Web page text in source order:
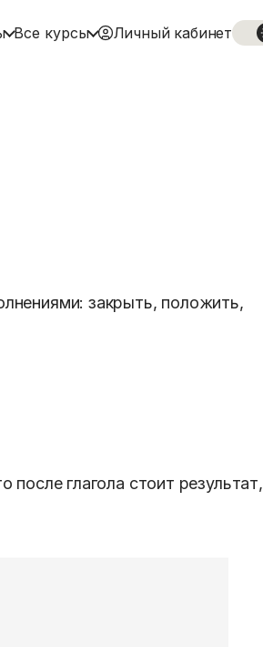
Все курсы Личный кабинет
закрыть, положить,
глагола стоит результат,